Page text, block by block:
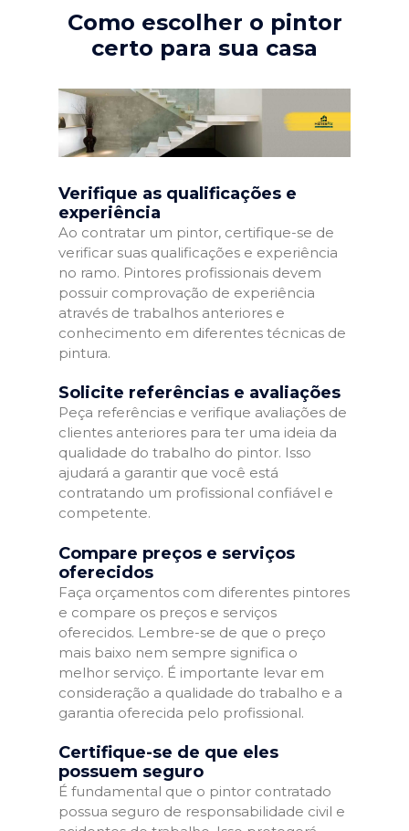
Como escolher o pintor
certo para sua casa
Verifique as qualificações e
experiência
Ao contratar um pintor, certifique-se de
verificar suas qualificações e experiência
no ramo. Pintores profissionais devem
possuir comprovação de experiência
através de trabalhos anteriores e
conhecimento em diferentes técnicas de
pintura.
Solicite referências e avaliações
Peça referências e verifique avaliações de
clientes anteriores para ter uma ideia da
qualidade do trabalho do pintor. Isso
ajudará a garantir que você está
contratando um profissional confiável e
competente.
Compare preços e serviços
oferecidos
Faça orçamentos com diferentes pintores
e compare os preços e serviços
oferecidos. Lembre-se de que o preço
mais baixo nem sempre significa o
melhor serviço. É importante levar em
consideração a qualidade do trabalho e a
garantia oferecida pelo profissional.
Certifique-se de que eles
possuem seguro
É fundamental que o pintor contratado
possua seguro de responsabilidade civil e